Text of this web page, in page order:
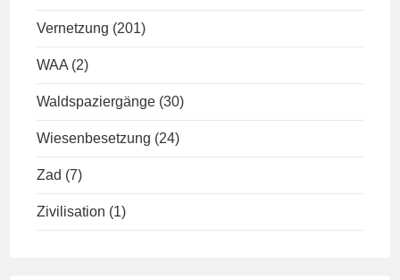
Vernetzung (201)
WAA (2)
Waldspaziergänge (30)
Wiesenbesetzung (24)
Zad (7)
Zivilisation (1)